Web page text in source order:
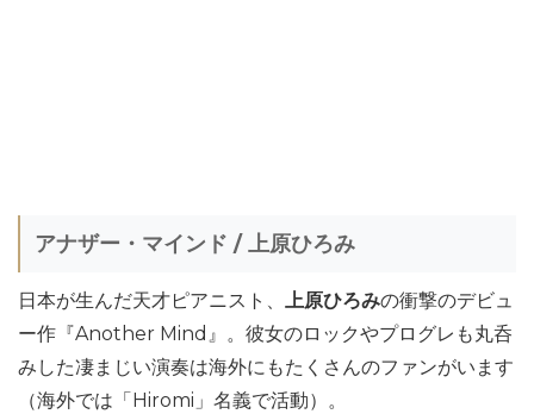
アナザー・マインド / 上原ひろみ
日本が生んだ天才ピアニスト、 上原ひろみの衝撃のデビュ
ー作『Another Mind』。彼女のロックやプログレも丸呑
みした凄まじい演奏は海外にもたくさんのファンがいます
（海外では「Hiromi」名義で活動）。